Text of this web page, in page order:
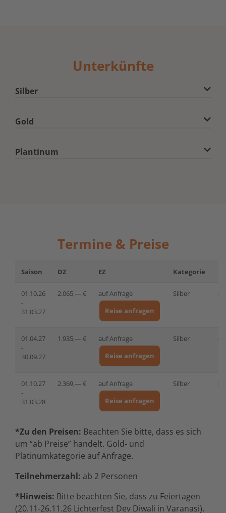
Unterkünfte
Silber
Gold
Plantinum
Termine & Preise
Saison DZ EZ Kategorie
01.10.26
-
31.03.27
2.065,— €
auf Anfrage
Reise anfragen
Silber
01.04.27
-
30.09.27
1.935,— €
auf Anfrage
Reise anfragen
Silber
01.10.27
-
31.03.28
2.369,— €
auf Anfrage
Reise anfragen
Silber
*Zu den Preisen: Beachten Sie bitte, dass es sich
um “ab Preise” handelt. Gold- und
Platinumkategorie auf Anfrage.
Teilnehmerzahl: ab 2 Personen
*Hinweis: Bitte beachten Sie, dass zu Feiertagen
(20.11-26.11.26 Lichterfest Dev Diwali in Varanasi),